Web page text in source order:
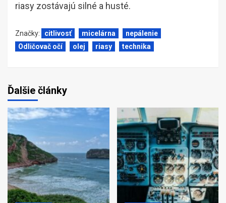
riasy zostávajú silné a husté.
Značky: citlivosť micelárna
nepálenie
Odličovač očí
olej riasy technika
Ďalšie články